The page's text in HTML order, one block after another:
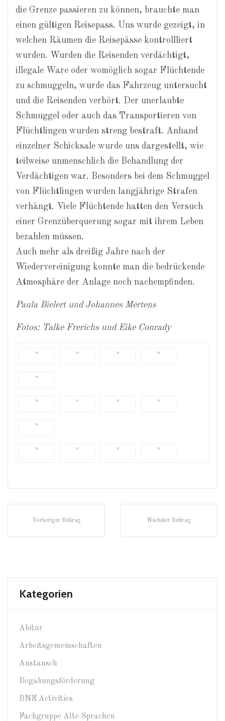
die Grenze passieren zu können, brauchte man
einen gültigen Reisepass. Uns wurde gezeigt, in
welchen Räumen die Reisepässe kontrollliert
wurden. Wurden die Reisenden verdächtigt,
illegale Ware oder womöglich sogar Flüchtende
zu schmuggeln, wurde das Fahrzeug untersucht
und die Reisenden verhört. Der unerlaubte
Schmuggel oder auch das Transportieren von
Flüchtlingen wurden streng bestraft. Anhand
einzelner Schicksale wurde uns dargestellt, wie
teilweise unmenschlich die Behandlung der
Verdächtigen war. Besonders bei dem Schmuggel
von Flüchtlingen wurden langjährige Strafen
verhängt. Viele Flüchtende hatten den Versuch
einer Grenzüberquerung sogar mit ihrem Leben
bezahlen müssen.
Auch mehr als dreißig Jahre nach der
Wiedervereinigung konnte man die bedrückende
Atmosphäre der Anlage noch nachempfinden.
Paula Bielert und Johannes Mertens
Fotos: Talke Frerichs und Eike Conrady
Vorheriger Beitrag Nächster Beitrag
Kategorien
Abitur
Arbeitsgemeinschaften
Austausch
Begabungsförderung
BNE Activities
Fachgruppe Alte Sprachen